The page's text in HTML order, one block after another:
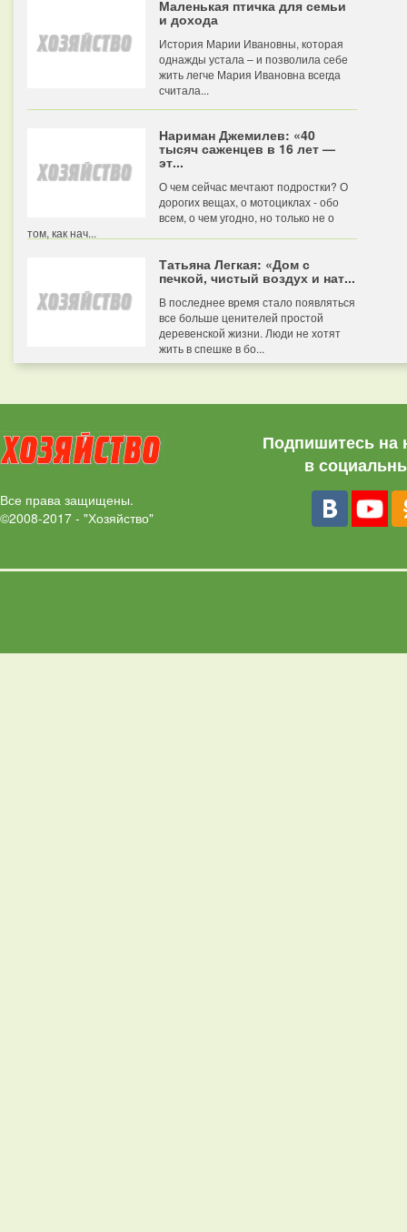
Маленькая птичка для семьи
и дохода
История Марии Ивановны, которая
однажды устала – и позволила себе
жить легче Мария Ивановна всегда
считала...
Нариман Джемилев: «40
тысяч саженцев в 16 лет —
эт...
О чем сейчас мечтают подростки? О
дорогих вещах, о мотоциклах - обо
всем, о чем угодно, но только не о
том, как нач...
Татьяна Легкая: «Дом с
печкой, чистый воздух и нат...
В последнее время стало появляться
все больше ценителей простой
деревенской жизни. Люди не хотят
жить в спешке в бо...
Все права защищены.
©2008-2017 - "Хозяйство"
Подпишитесь на
в